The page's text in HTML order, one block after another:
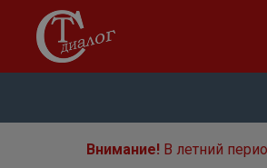
Внимание! В летний